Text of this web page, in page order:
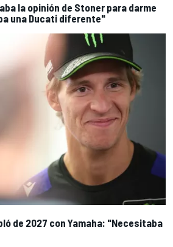
la opinión de Stoner para darme
una Ducati diferente"
de 2027 con Yamaha: "Necesitaba